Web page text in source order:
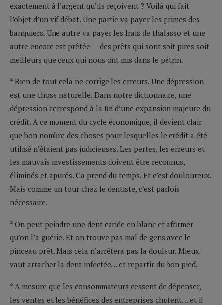
exactement à l’argent qu’ils reçoivent ? Voilà qui fait
l’objet d’un vif débat. Une partie va payer les primes des
banquiers. Une autre va payer les frais de thalasso et une
autre encore est prêtée — des prêts qui sont soit pires soit
meilleurs que ceux qui nous ont mis dans le pétrin.
* Rien de tout cela ne corrige les erreurs. Une dépression
est une chose naturelle. Dans notre dictionnaire, une
dépression correspond à la fin d’une expansion majeure du
crédit. A ce moment du cycle économique, il devient clair
que bon nombre des choses pour lesquelles le crédit a été
utilisé n’étaient pas judicieuses. Les pertes, les erreurs et
les mauvais investissements doivent être reconnus,
éliminés et apurés. Ca prend du temps. Et c’est douloureux.
Mais comme un tour chez le dentiste, c’est parfois
nécessaire.
* On peut peindre une dent cariée en blanc et affirmer
qu’on l’a guérie. Et on trouve pas mal de gens avec le
pinceau prêt. Mais cela n’arrêtera pas la douleur. Mieux
vaut arracher la dent infectée… et repartir du bon pied.
* A mesure que les consommateurs cessent de dépenser,
les ventes et les bénéfices des entreprises chutent… et il